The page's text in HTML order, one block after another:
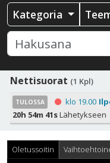
Kategoria
Nettisuorat (1 Kpl)
TULOSSA klo 19.00
20h 54m 41sLähetykseen
Oletussoitin